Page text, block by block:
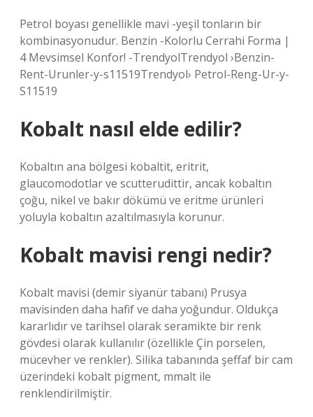
Petrol boyası genellikle mavi -yeşil tonların bir
kombinasyonudur. Benzin -Kolorlu Cerrahi Forma |
4 Mevsimsel Konfor! -TrendyolTrendyol ›Benzin-
Rent-Urunler-y-s11519Trendyol› Petrol-Reng-Ur-y-
S11519
Kobalt nasıl elde edilir?
Kobaltın ana bölgesi kobaltit, eritrit,
glaucomodotlar ve scutterudittir, ancak kobaltın
çoğu, nikel ve bakır dökümü ve eritme ürünleri
yoluyla kobaltın azaltılmasıyla korunur.
Kobalt mavisi rengi nedir?
Kobalt mavisi (demir siyanür tabanı) Prusya
mavisinden daha hafif ve daha yoğundur. Oldukça
kararlıdır ve tarihsel olarak seramikte bir renk
gövdesi olarak kullanılır (özellikle Çin porselen,
mücevher ve renkler). Silika tabanında şeffaf bir cam
üzerindeki kobalt pigment, mmalt ile
renklendirilmiştir.